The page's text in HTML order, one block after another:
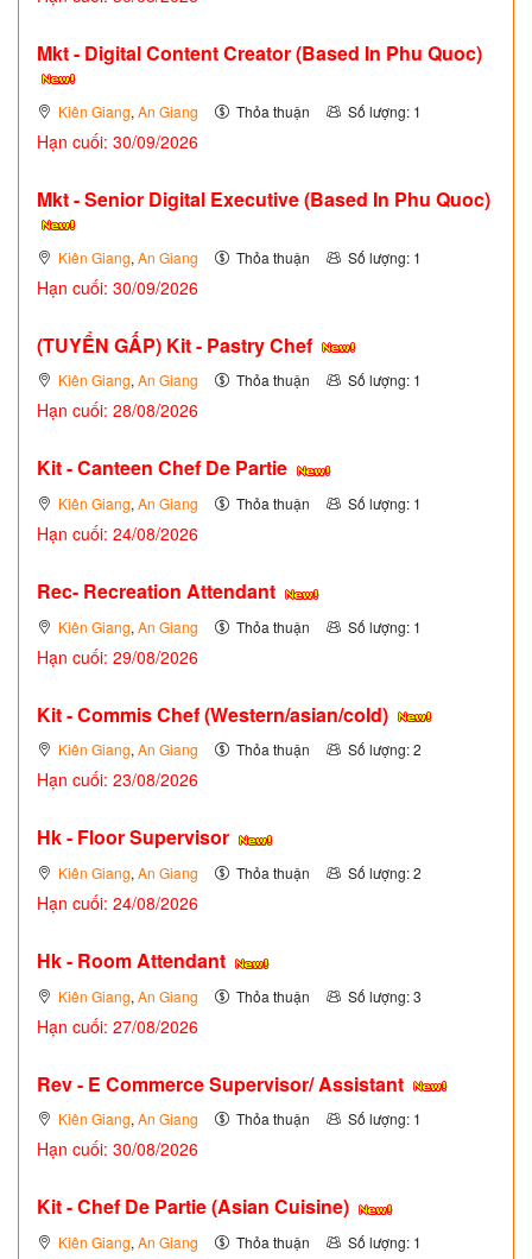
Mkt - Digital Content Creator (Based In Phu Quoc)
Kiên Giang, An Giang Thỏa thuận Số lượng: 1
Hạn cuối: 30/09/2026
Mkt - Senior Digital Executive (Based In Phu Quoc)
Kiên Giang, An Giang Thỏa thuận Số lượng: 1
Hạn cuối: 30/09/2026
(TUYỂN GẤP) Kit - Pastry Chef
Kiên Giang, An Giang Thỏa thuận Số lượng: 1
Hạn cuối: 28/08/2026
Kit - Canteen Chef De Partie
Kiên Giang, An Giang Thỏa thuận Số lượng: 1
Hạn cuối: 24/08/2026
Rec- Recreation Attendant
Kiên Giang, An Giang Thỏa thuận Số lượng: 1
Hạn cuối: 29/08/2026
Kit - Commis Chef (Western/asian/cold)
Kiên Giang, An Giang Thỏa thuận Số lượng: 2
Hạn cuối: 23/08/2026
Hk - Floor Supervisor
Kiên Giang, An Giang Thỏa thuận Số lượng: 2
Hạn cuối: 24/08/2026
Hk - Room Attendant
Kiên Giang, An Giang Thỏa thuận Số lượng: 3
Hạn cuối: 27/08/2026
Rev - E Commerce Supervisor/ Assistant
Kiên Giang, An Giang Thỏa thuận Số lượng: 1
Hạn cuối: 30/08/2026
Kit - Chef De Partie (Asian Cuisine)
Kiên Giang, An Giang Thỏa thuận Số lượng: 1